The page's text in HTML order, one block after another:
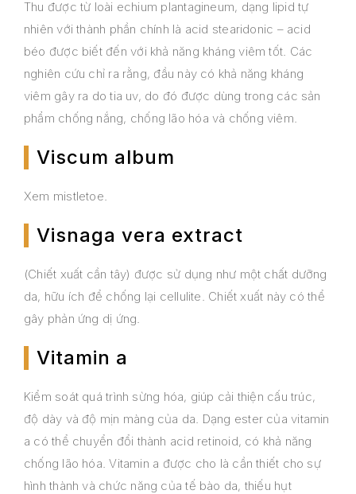
Thu được từ loài echium plantagineum, dạng lipid tự
nhiên với thành phần chính là acid stearidonic – acid
béo được biết đến với khả năng kháng viêm tốt. Các
nghiên cứu chỉ ra rằng, đầu này có khả năng kháng
viêm gây ra do tia uv, do đó được dùng trong các sản
phẩm chống nắng, chống lão hóa và chống viêm.
Viscum album
Xem mistletoe.
Visnaga vera extract
(Chiết xuất cần tây) được sử dụng như một chất dưỡng
da, hữu ích để chống lại cellulite. Chiết xuất này có thể
gây phản ứng dị ứng.
Vitamin a
Kiểm soát quá trình sừng hóa, giúp cải thiện cấu trúc,
độ dày và độ mịn màng của da. Dạng ester của vitamin
a có thể chuyển đổi thành acid retinoid, có khả năng
chống lão hóa. Vitamin a được cho là cần thiết cho sự
hình thành và chức năng của tế bào da, thiếu hụt